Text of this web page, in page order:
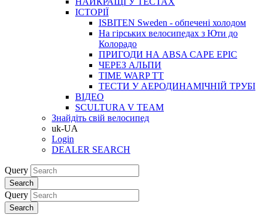
ІСТОРІЇ
ISBITEN Sweden - обпечені холодом
На гірських велосипедах з Юти до
Колорадо
ПРИГОДИ НА ABSA CAPE EPIC
ЧЕРЕЗ АЛЬПИ
TIME WARP TT
ТЕСТИ У АЕРОДИНАМІЧНІЙ ТРУБІ
ВІДЕО
SCULTURA V TEAM
Знайдіть свій велосипед
uk-UA
Login
DEALER SEARCH
Query
Search
Query
Search